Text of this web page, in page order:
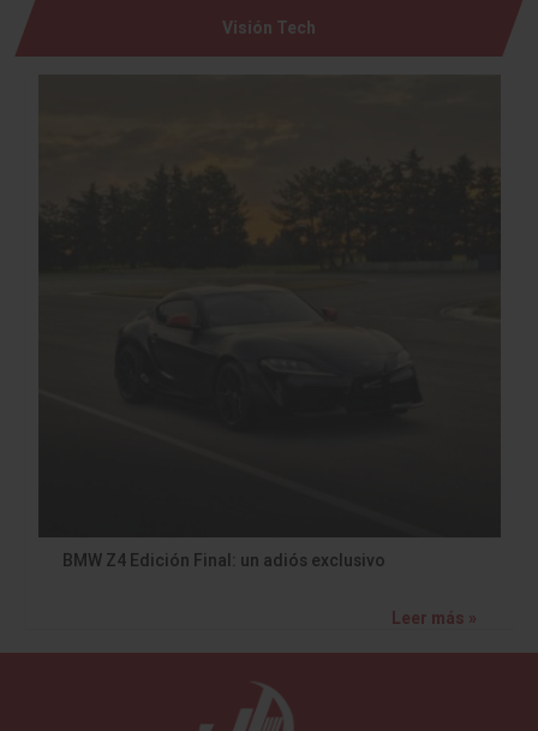
Visión Tech
BMW Z4 Edición Final: un adiós exclusivo
Leer más »